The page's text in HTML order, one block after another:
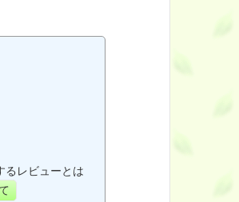
るレビューとは